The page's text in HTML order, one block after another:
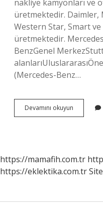
nakliye kamyonları ve
üretmektedir. Daimler,
Western Star, Smart
üretmektedir.
BenzGenel
(Mercedes-Benz…
Devamını okuyun Mercedes
Türkiyede
https://mamafih.com.tr
https://eklektika.com.tr